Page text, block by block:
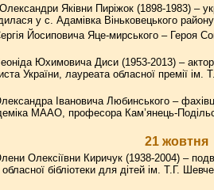
Яківни Пиріжок (1898-1983) –
у с. Адамівка Віньковецького
Йосиповича Яце-мирського – Героя
Юхимовича Диси (1953-2013) –
України, лауреата обласної премії
Івановича Любинського –
МААО, професора Кам’янець-
21 жовтня
Олексіївни Киричук (1938-2004) –
бібліотеки для дітей ім. Т.Г.